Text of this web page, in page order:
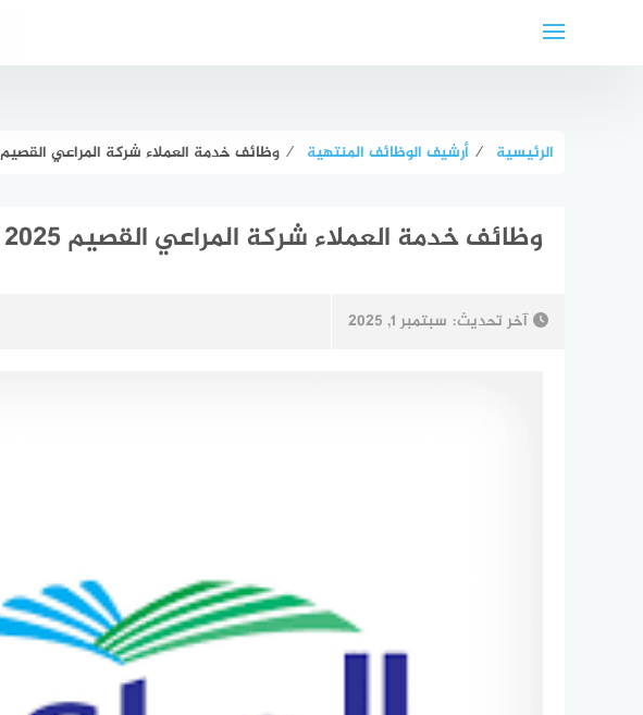
الرئيسية ⁄ أرشيف الوظائف المنتهية ⁄ وظائف خدمة العملاء شركة المراعي القصيم 2025
وظائف خدمة العملاء شركة المراعي القصيم 2025
آخر تحديث: سبتمبر 1, 2025